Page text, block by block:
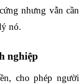
nhưng vẫn cần
nó.
nghiệp
cho phép người